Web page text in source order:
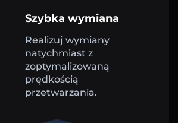
Szybka wymiana
Realizuj wymiany
natychmiast z
zoptymalizowaną
prędkością
przetwarzania.